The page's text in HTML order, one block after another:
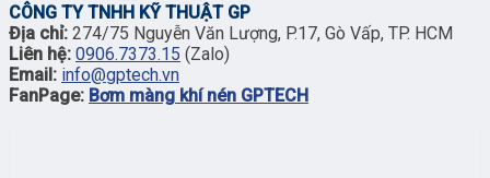
CÔNG TY TNHH KỸ THUẬT GP
Địa chỉ: 274/75 Nguyễn Văn Lượng, P.17, Gò Vấp, TP. HCM
Liên hệ: 0906.7373.15 (Zalo)
Email: info@gptech.vn
FanPage: Bơm màng khí nén GPTECH